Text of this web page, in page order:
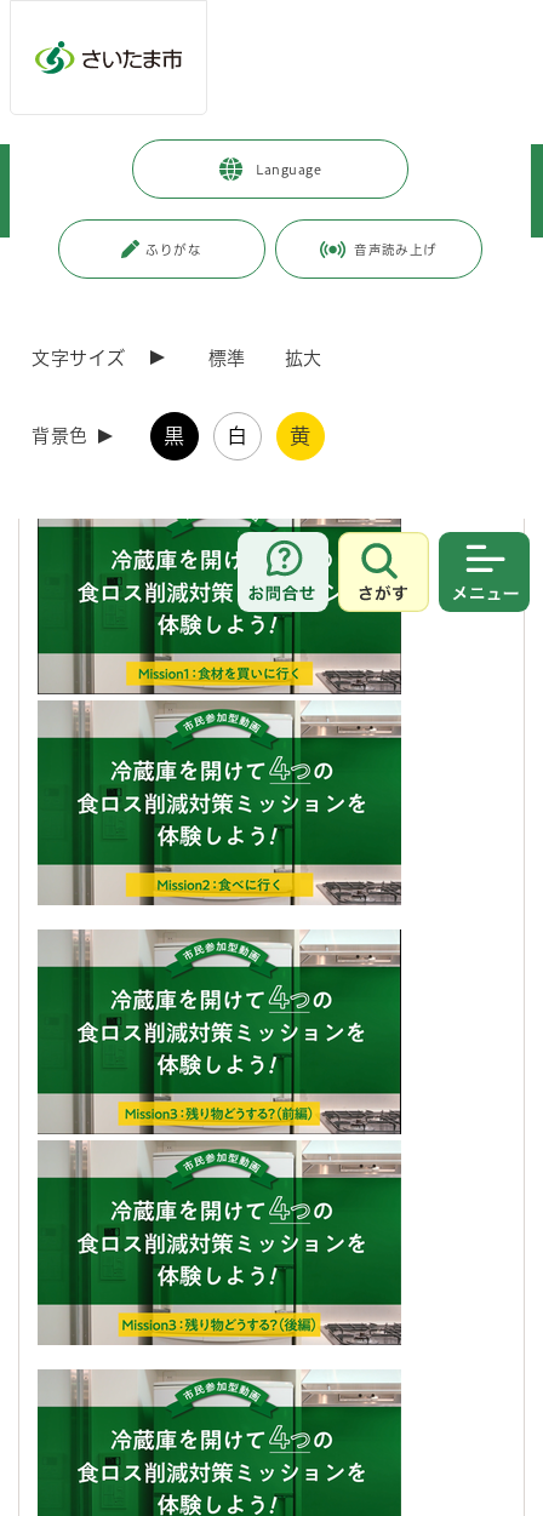
Language
ふりがな 音声読み上げ
文字サイズ 標準 拡大
背景色 黒 白 黄
お問合せ
さがす
暮らし・手続き > 上下水道・ごみ
食品ロス削減の取組
さいたま市食品ロス削減プロジェクト
更新日付：2024年7月5日 / ページ番号：C060846